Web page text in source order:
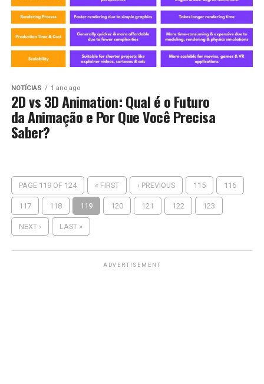
NOTÍCIAS 1 ano ago
2D vs 3D Animation: Qual é o Futuro
da Animação e Por Que Você Precisa
Saber?
PAGE 119 OF 124 « FIRST ‹ PREVIOUS 115 116
117 118 119 120 121 122 123
NEXT › LAST »
ADVERTISEMENT